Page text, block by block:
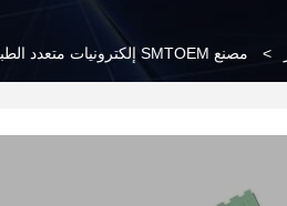
> مصنع SMTOEM إلكترونيات متعدد الطبقات لجنة الدوائر المطبوعة RoHS لجنة Gerber PCBA